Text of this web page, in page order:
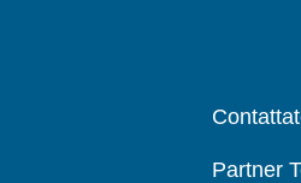
Partner